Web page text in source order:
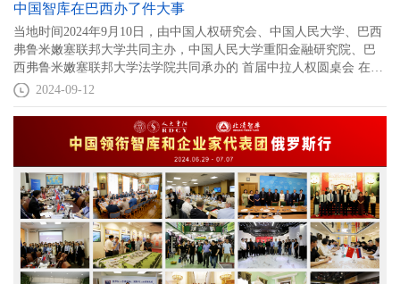
中国智库在巴西办了件大事
当地时间2024年9月10日，由中国人权研究会、中国人民大学、巴西
弗鲁米嫩塞联邦大学共同主办，中国人民大学重阳金融研究院、巴
西弗鲁米嫩塞联邦大学法学院共同承办的 首届中拉人权圆桌会 在巴
西里约热内卢成功举办。
2024-09-12